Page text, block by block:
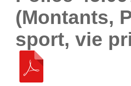
(Montants,
sport, vie